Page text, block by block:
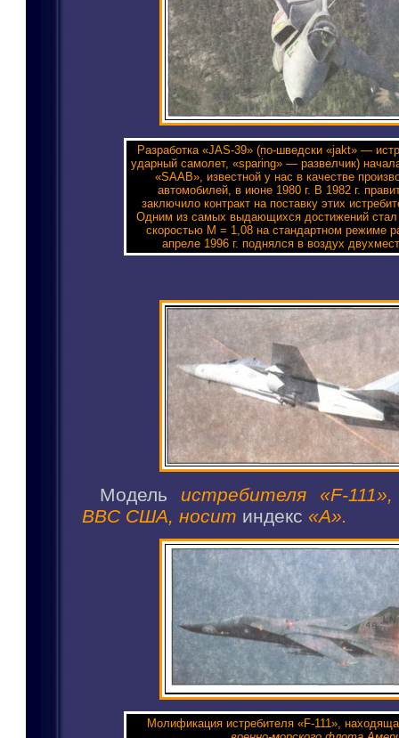
Разработка «JAS-39» (по-шведски «jakt» —
ударный самолет, «sparing» — развелчик)
«SAAB», известной у нас в качестве
автомобилей, в июне 1980 г. В 1982 г.
заключило контракт на поставку этих
Одним из самых выдающихся достижений стал
скоростью М = 1,08 на стандартном режиме
апреле 1996 г. поднялся в воздух
Модель истребителя «F-
ВВС США, носит индекс«А».
Молификация истребителя «F-111»,